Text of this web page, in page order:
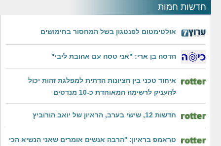
חדשות חמות
אולטימטום לפנטגון בשל המחסור בחימושים
הדסה בן ארי: "אני טסה עם אהובת ליבי"
איחוד טכני בין הציונות הדתית למפלגת זהות יכול
להעניק לרשימה המאוחדת כ-10 מנדטים
חדשות 12, שישי בערב, הראיון של יואב הורוביץ
טראמפ בראיון: ''הרבה אנשים אומרים שאני הנשיא הכי